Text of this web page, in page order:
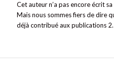
Cet auteur n’a pas encore écrit sa
Mais nous sommes fiers de dire
déjà contribué aux publications 2.